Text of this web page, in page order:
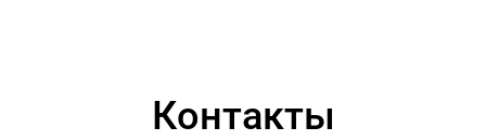
Контакты